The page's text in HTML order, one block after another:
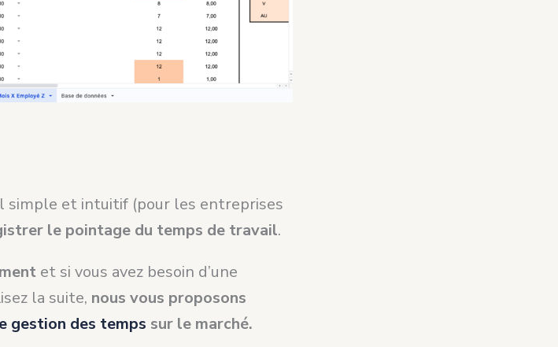
simple et intuitif (pour les entreprises
le pointage du temps de travail.
et si vous avez besoin d’une
la suite, nous vous proposons
gestion des temps sur le marché.